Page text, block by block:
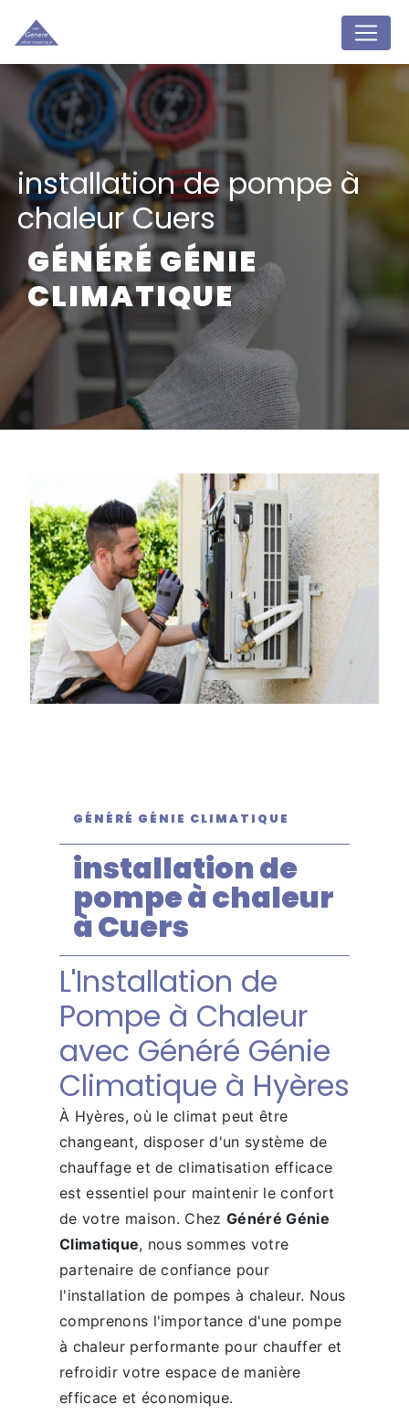
installation de pompe à
chaleur Cuers
GÉNÉRÉ GÉNIE
CLIMATIQUE
GÉNÉRÉ GÉNIE CLIMATIQUE
installation de
pompe à chaleur
à Cuers
L'Installation de
Pompe à Chaleur
avec Généré Génie
Climatique à Hyères
À Hyères, où le climat peut être
changeant, disposer d'un système de
chauffage et de climatisation efficace
est essentiel pour maintenir le confort
de votre maison. ChezGénéré Génie
Climatique, nous sommes votre
partenaire de confiance pour
l'installation de pompes à chaleur. Nous
comprenons l'importance d'une pompe
à chaleur performante pour chauffer et
refroidir votre espace de manière
efficace et économique.